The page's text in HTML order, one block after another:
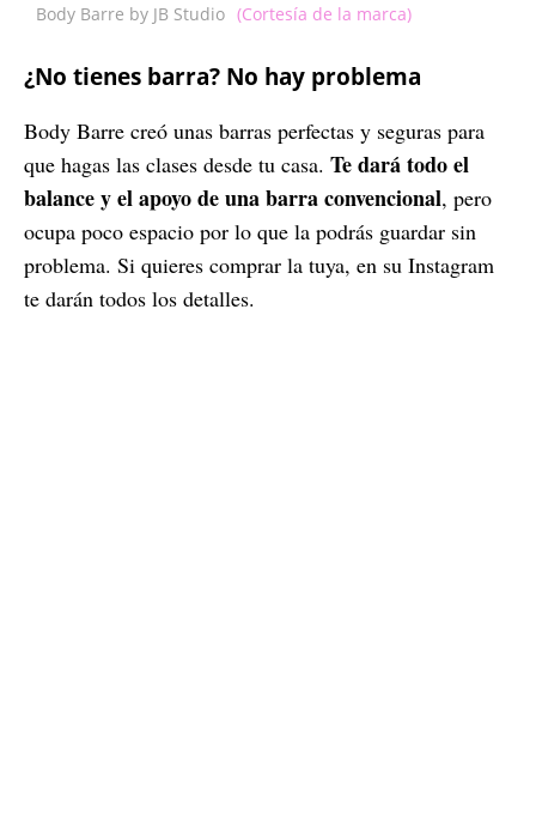
Body Barre by JB Studio (Cortesía de la marca)
¿No tienes barra? No hay problema
Body Barre creó unas barras perfectas y seguras para
que hagas las clases desde tu casa. Te dará todo el
balance y el apoyo de una barra convencional, pero
ocupa poco espacio por lo que la podrás guardar sin
problema. Si quieres comprar la tuya, en su Instagram
te darán todos los detalles.